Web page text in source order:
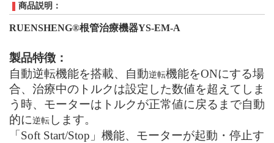
商品説明：
RUENSHENG®根管治療機器YS-EM-A
製品特徴：
自動逆転機能を搭載、自動逆転機能をONにする場
合、 治療中のトルクは設定した数値を超えてしま
う時、モーターはトルクが正常値に戻るまで自動
的に逆転 します。
「Soft Start/Stop 」機能、モーターが起動・停止す